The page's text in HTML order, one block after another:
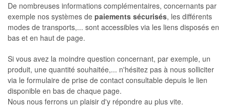
De nombreuses informations complémentaires, concernants par
exemple nos systèmes de paiements sécurisés, les différents
modes de transports,... sont accessibles via les liens disposés en
bas et en haut de page.
Si vous avez la moindre question concernant, par exemple, un
produit, une quantité souhaitée,... n'hésitez pas à nous solliciter
via le formulaire de prise de contact consultable depuis le lien
disponible en bas de chaque page.
Nous nous ferrons un plaisir d'y répondre au plus vite.